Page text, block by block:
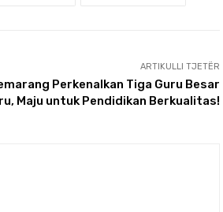
ARTIKULLI TJETËR
Perkenalkan Tiga Guru Besar
Maju untuk Pendidikan Berkualitas!